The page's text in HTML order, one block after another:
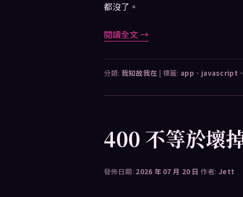
都沒了。
閱讀全文 →
分類: 我知故我在 | 標籤: app 、 javascript
400 不等於壞
發佈日期: 2026 年 07 月 20 日 作者: Jett